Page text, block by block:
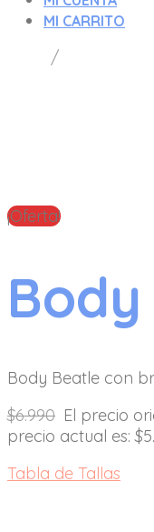
MI CARRITO
/
¡Oferta!
Body Beatle con
$6.990 El precio
precio actual es:
Tabla de Tallas